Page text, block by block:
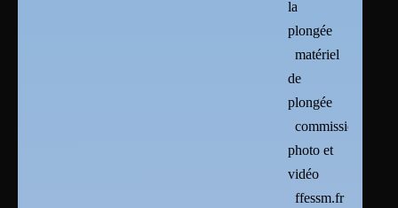
la
plongée
matériel
de
plongée
commission
photo et
vidéo
ffessm.fr